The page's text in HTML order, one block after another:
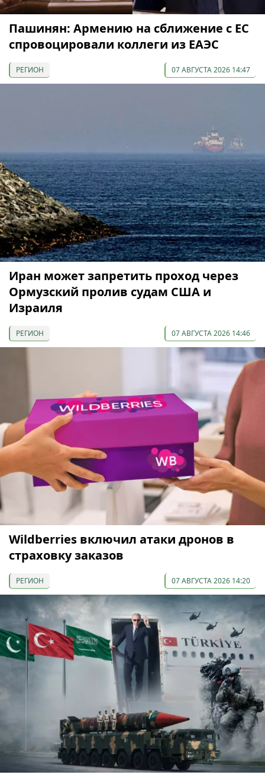
Пашинян: Армению на сближение с ЕС
спровоцировали коллеги из ЕАЭС
РЕГИОН 07 АВГУСТА 2026 14:47
Иран может запретить проход через
Ормузский пролив судам США и
Израиля
РЕГИОН 07 АВГУСТА 2026 14:46
Wildberries включил атаки дронов в
страховку заказов
РЕГИОН 07 АВГУСТА 2026 14:20